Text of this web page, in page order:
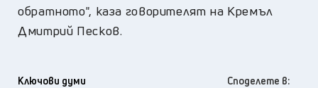
обратното", каза говорителят на Кремъл
Дмитрий Песков.
Ключови думи Споделете в: